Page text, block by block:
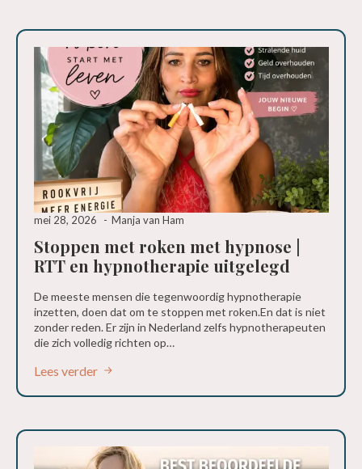
Stoppen met roken met hypnose |
RTT en hypnotherapie uitgelegd
mei 28, 2026 Manja van Ham
De meeste mensen die tegenwoordig hypnotherapie
inzetten, doen dat om te stoppen met roken.En dat is niet
zonder reden. Er zijn in Nederland zelfs hypnotherapeuten
die zich volledig richten op…
Lees verder